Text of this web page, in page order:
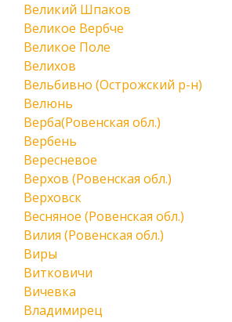
Великий Шпаков
Великое Вербче
Великое Поле
Велихов
Вельбивно (Острожский р-н)
Велюнь
Верба(Ровенская обл.)
Вербень
Вересневое
Верхов (Ровенская обл.)
Верховск
Весняное (Ровенская обл.)
Вилия (Ровенская обл.)
Виры
Витковичи
Вичевка
Владимирец